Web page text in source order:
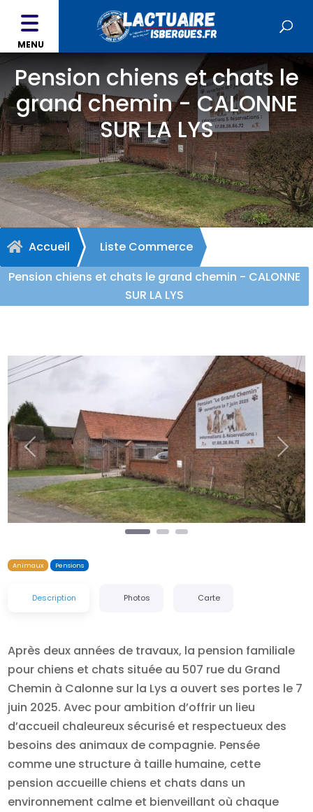
MENU
Pension chiens et chats le
grand chemin - CALONNE
SUR LA LYS
 Accueil
Liste Commerce
Pension chiens et chats le grand chemin - CALONNE
SUR LA LYS
Précédent
Animaux Pensions
Description Photos Carte
Après deux années de travaux, la pension familiale
pour chiens et chats située au 507 rue du Grand
Chemin à Calonne sur la Lys a ouvert ses portes le 7
juin 2025. Avec pour ambition d’offrir un lieu
d’accueil chaleureux sécurisé et respectueux des
besoins des animaux de compagnie. Pensée
comme une structure à taille humaine, cette
pension accueille chiens et chats dans un
environnement calme et bienveillant où chaque